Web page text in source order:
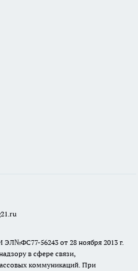
56243 от 28 ноября 2013 г.
в сфере связи,
коммуникаций. При